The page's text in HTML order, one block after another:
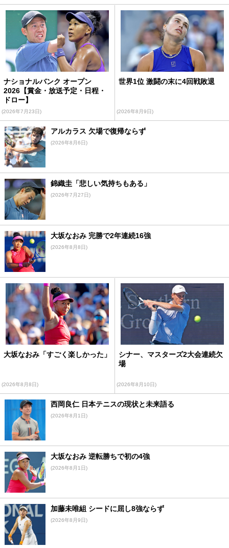
ナショナルバンク オープン
2026【賞金・放送予定・日程・
ドロー】
(2026年7月23日)
世界1位 激闘の末に4回戦敗退
(2026年8月9日)
アルカラス 欠場で復帰ならず
(2026年8月6日)
錦織圭「悲しい気持ちもある」
(2026年7月27日)
大坂なおみ 完勝で2年連続16強
(2026年8月8日)
大坂なおみ「すごく楽しかった」
(2026年8月8日)
シナー、マスターズ2大会連続欠
場
(2026年8月10日)
西岡良仁 日本テニスの現状と未来語る
(2026年8月1日)
大坂なおみ 逆転勝ちで初の4強
(2026年8月1日)
加藤未唯組 シードに屈し8強ならず
(2026年8月9日)